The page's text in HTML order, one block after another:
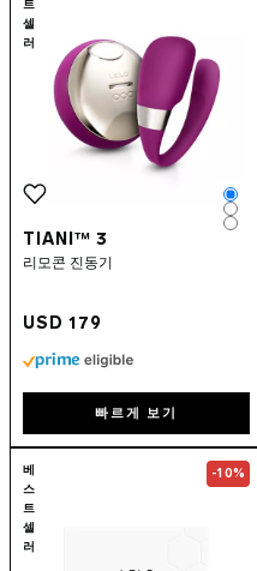
트
셀
러
TIANI™ 3
리모콘 진동기
USD 179
빠르게 보기
Go to the
베
스
트
셀
러
-10%